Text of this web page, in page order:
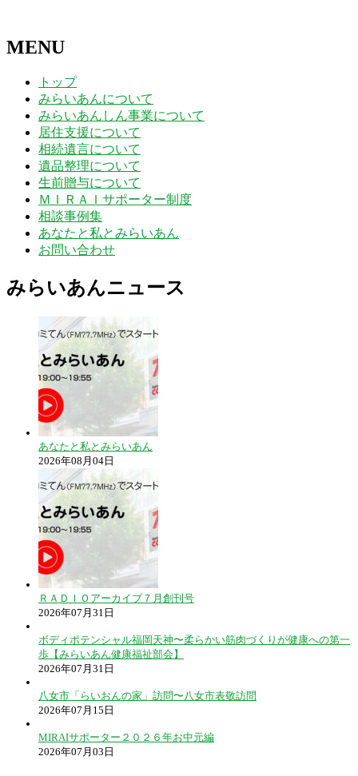
MENU
トップ
みらいあんについて
みらいあんしん事業について
居住支援について
相続遺言について
遺品整理について
生前贈与について
ＭＩＲＡＩサポーター制度
相談事例集
あなたと私とみらいあん
お問い合わせ
みらいあんニュース
あなたと私とみらいあん
2026年08月04日
ＲＡＤＩＯアーカイブ７月創刊号
2026年07月31日
ボディポテンシャル福岡天神〜柔らかい筋肉づくりが健康への第一
歩【みらいあん健康福祉部会】
2026年07月31日
八女市「らいおんの家」訪問〜八女市表敬訪問
2026年07月15日
MIRAIサポーター２０２６年お中元編
2026年07月03日